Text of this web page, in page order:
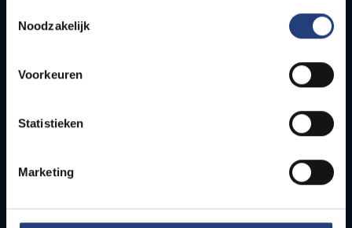
Noodzakelijk
Voorkeuren
Statistieken
Marketing
Quick links
How to get to the VUB campuses